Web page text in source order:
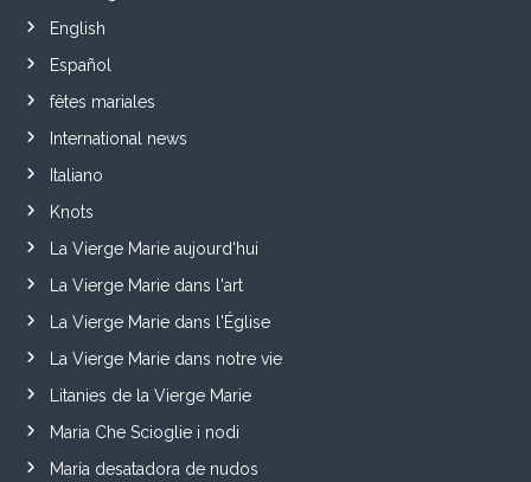
English
Español
fêtes mariales
International news
Italiano
Knots
La Vierge Marie aujourd'hui
La Vierge Marie dans l'art
La Vierge Marie dans l'Église
La Vierge Marie dans notre vie
Litanies de la Vierge Marie
Maria Che Scioglie i nodi
María desatadora de nudos